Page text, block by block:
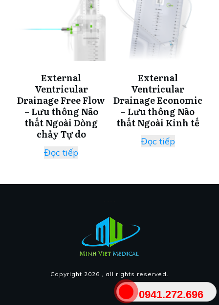
0941.272.696
External
Ventricular
Drainage Free Flow
– Lưu thông Não
thất Ngoài Dòng
chảy Tự do
Đọc tiếp
External
Ventricular
Drainage Economic
– Lưu thông Não
thất Ngoài Kinh tế
Đọc tiếp
Copyright 2026 , all rights reserved.